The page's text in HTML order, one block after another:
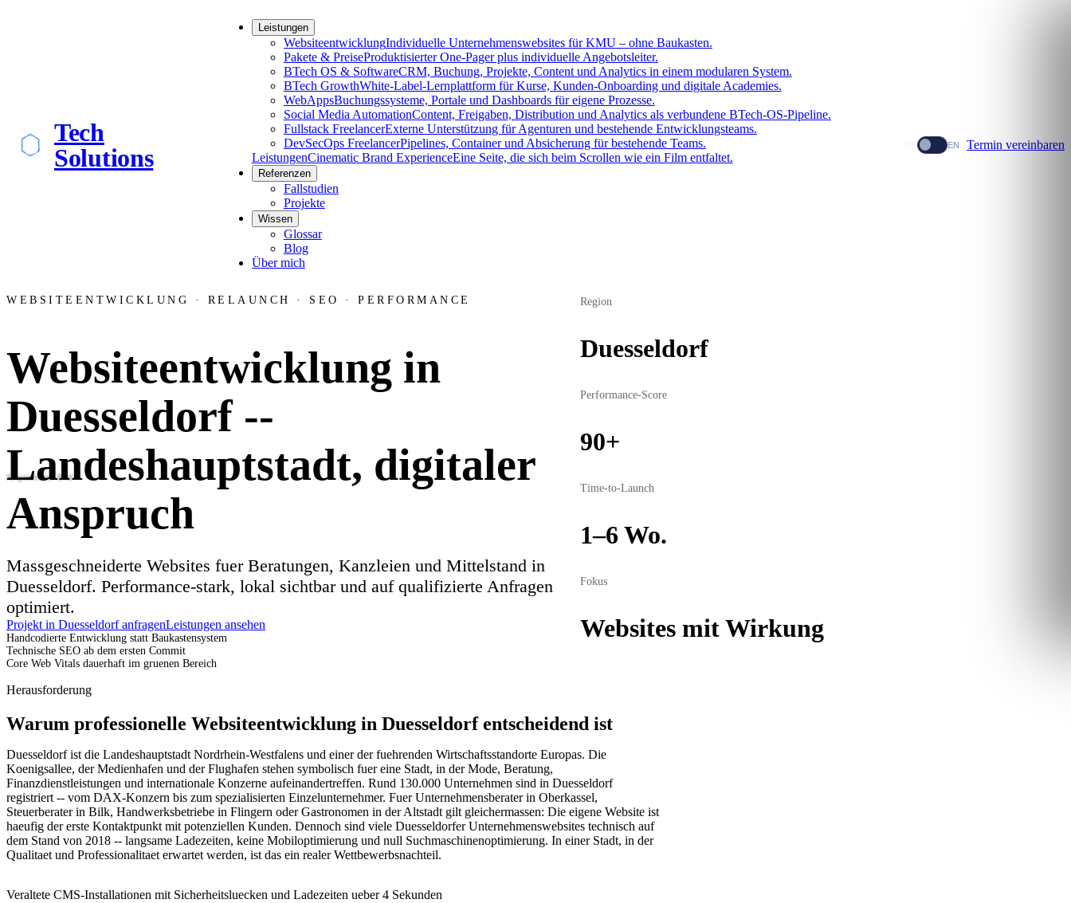
Tech
Solutions
Leistungen
WebsiteentwicklungIndividuelle Unternehmenswebsites für KMU – ohne Baukasten.
Pakete & PreiseProduktisierter One-Pager plus individuelle Angebotsleiter.
BTech OS & SoftwareCRM, Buchung, Projekte, Content und Analytics in einem modularen System.
BTech GrowthWhite-Label-Lernplattform für Kurse, Kunden-Onboarding und digitale Academies.
WebAppsBuchungssysteme, Portale und Dashboards für eigene Prozesse.
Social Media AutomationContent, Freigaben, Distribution und Analytics als verbundene BTech-OS-Pipeline.
Fullstack FreelancerExterne Unterstützung für Agenturen und bestehende Entwicklungsteams.
DevSecOps FreelancerPipelines, Container und Absicherung für bestehende Teams.
LeistungenCinematic Brand ExperienceEine Seite, die sich beim Scrollen wie ein Film entfaltet.
Referenzen
Fallstudien
Projekte
Wissen
Glossar
Blog
Über mich
EN Termin vereinbaren
KI-generiertes Bild
WEBSITEENTWICKLUNG · RELAUNCH · SEO · PERFORMANCE
Websiteentwicklung in
Duesseldorf --
Landeshauptstadt, digitaler
Anspruch
Massgeschneiderte Websites fuer Beratungen, Kanzleien und Mittelstand in
Duesseldorf. Performance-stark, lokal sichtbar und auf qualifizierte Anfragen
optimiert.
Projekt in Duesseldorf anfragenLeistungen ansehen
Handcodierte Entwicklung statt Baukastensystem
Technische SEO ab dem ersten Commit
Core Web Vitals dauerhaft im gruenen Bereich
Region
Duesseldorf
Performance-Score
90+
Time-to-Launch
1–6 Wo.
Fokus
Websites mit Wirkung
Herausforderung
Warum professionelle Websiteentwicklung in Duesseldorf entscheidend ist
Duesseldorf ist die Landeshauptstadt Nordrhein-Westfalens und einer der fuehrenden Wirtschaftsstandorte Europas. Die
Koenigsallee, der Medienhafen und der Flughafen stehen symbolisch fuer eine Stadt, in der Mode, Beratung,
Finanzdienstleistungen und internationale Konzerne aufeinandertreffen. Rund 130.000 Unternehmen sind in Duesseldorf
registriert -- vom DAX-Konzern bis zum spezialisierten Einzelunternehmer. Fuer Unternehmensberater in Oberkassel,
Steuerberater in Bilk, Handwerksbetriebe in Flingern oder Gastronomen in der Altstadt gilt gleichermassen: Die eigene Website ist
haeufig der erste Kontaktpunkt mit potenziellen Kunden. Dennoch sind viele Duesseldorfer Unternehmenswebsites technisch auf
dem Stand von 2018 -- langsame Ladezeiten, keine Mobiloptimierung und null Suchmaschinenoptimierung. In einer Stadt, in der
Qualitaet und Professionalitaet erwartet werden, ist das ein realer Wettbewerbsnachteil.
Veraltete CMS-Installationen mit Sicherheitsluecken und Ladezeiten ueber 4 Sekunden